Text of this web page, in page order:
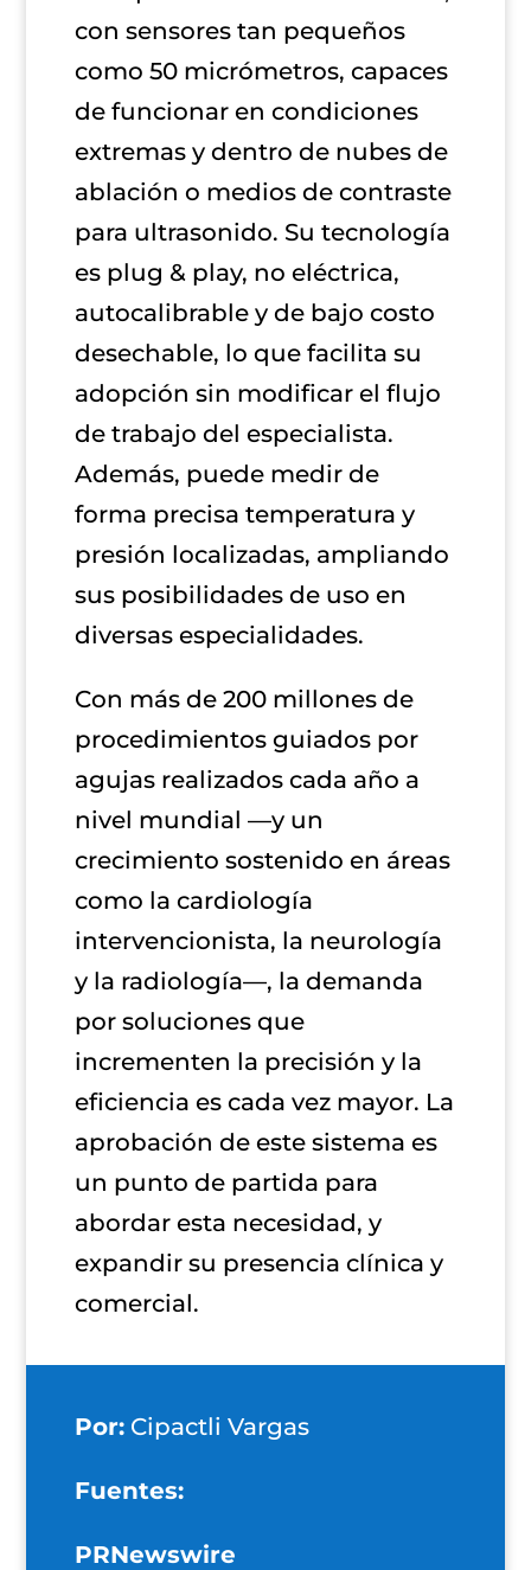
con sensores tan pequeños
como 50 micrómetros, capaces
de funcionar en condiciones
extremas y dentro de nubes de
ablación o medios de contraste
para ultrasonido. Su tecnología
es plug & play, no eléctrica,
autocalibrable y de bajo costo
desechable, lo que facilita su
adopción sin modificar el flujo
de trabajo del especialista.
Además, puede medir de
forma precisa temperatura y
presión localizadas, ampliando
sus posibilidades de uso en
diversas especialidades.
Con más de 200 millones de
procedimientos guiados por
agujas realizados cada año a
nivel mundial —y un
crecimiento sostenido en áreas
como la cardiología
intervencionista, la neurología
y la radiología—, la demanda
por soluciones que
incrementen la precisión y la
eficiencia es cada vez mayor. La
aprobación de este sistema es
un punto de partida para
abordar esta necesidad, y
expandir su presencia clínica y
comercial.
Por:Cipactli Vargas
Fuentes:
PRNewswire